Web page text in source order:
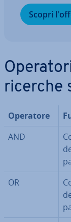
Scopri
ricerche
Operatore
AND
OR